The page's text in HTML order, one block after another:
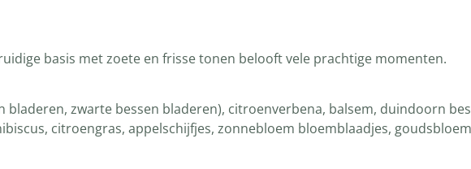
basis met zoete en frisse tonen belooft vele prachtige momenten.
zwarte bessen bladeren), citroenverbena, balsem, duindoorn
citroengras, appelschijfjes, zonnebloem bloemblaadjes,